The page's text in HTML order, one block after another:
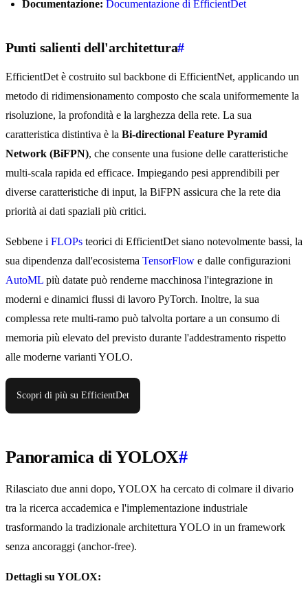
Documentazione: Documentazione di EfficientDet
Punti salienti dell'architettura#
EfficientDet è costruito sul backbone di EfficientNet, applicando un
metodo di ridimensionamento composto che scala uniformemente la
risoluzione, la profondità e la larghezza della rete. La sua
caratteristica distintiva è la Bi-directional Feature Pyramid
Network (BiFPN), che consente una fusione delle caratteristiche
multi-scala rapida ed efficace. Impiegando pesi apprendibili per
diverse caratteristiche di input, la BiFPN assicura che la rete dia
priorità ai dati spaziali più critici.
Sebbene i FLOPs teorici di EfficientDet siano notevolmente bassi, la
sua dipendenza dall'ecosistema TensorFlow e dalle configurazioni
AutoML più datate può renderne macchinosa l'integrazione in
moderni e dinamici flussi di lavoro PyTorch. Inoltre, la sua
complessa rete multi-ramo può talvolta portare a un consumo di
memoria più elevato del previsto durante l'addestramento rispetto
alle moderne varianti YOLO.
Scopri di più su EfficientDet
Panoramica di YOLOX#
Rilasciato due anni dopo, YOLOX ha cercato di colmare il divario
tra la ricerca accademica e l'implementazione industriale
trasformando la tradizionale architettura YOLO in un framework
senza ancoraggi (anchor-free).
Dettagli su YOLOX: